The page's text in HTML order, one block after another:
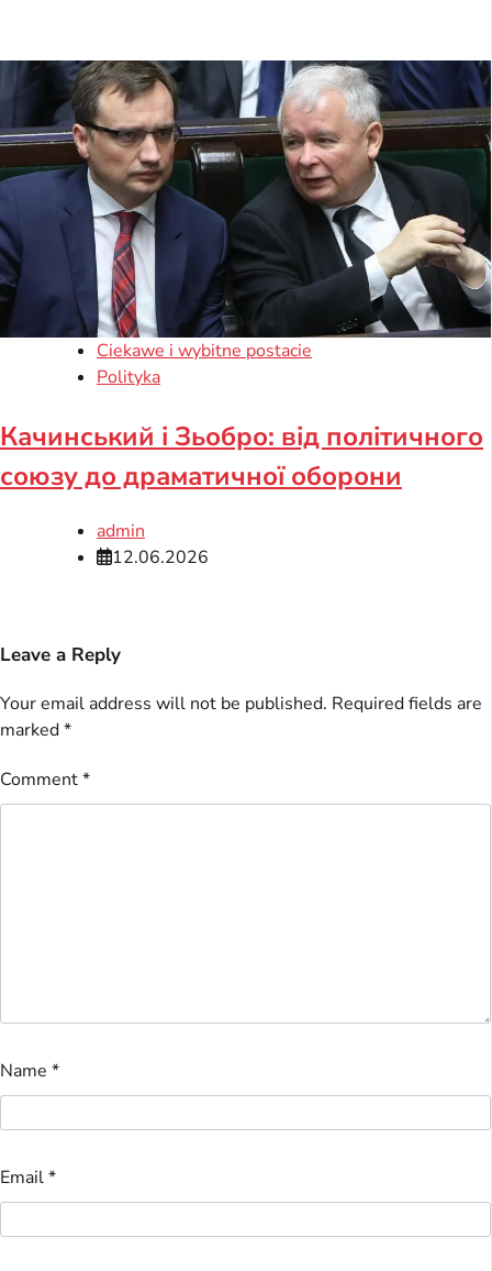
Ciekawe i wybitne postacie
Polityka
Качинський і Зьобро: від політичного
союзу до драматичної оборони
admin
12.06.2026
Leave a Reply
Your email address will not be published. Required fields are
marked*
Comment*
Name *
Email*